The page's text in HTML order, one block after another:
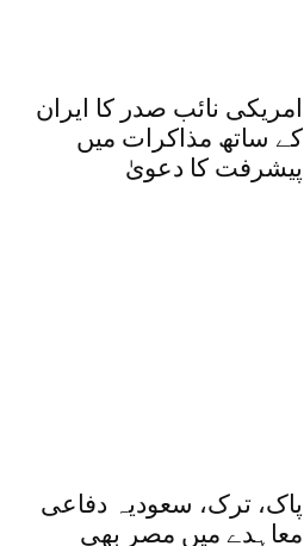
امریکی نائب صدر کا ایران
کے ساتھ مذاکرات میں
پیشرفت کا دعویٰ
پاک، ترک، سعودیہ دفاعی
معاہدے میں مصر بھی